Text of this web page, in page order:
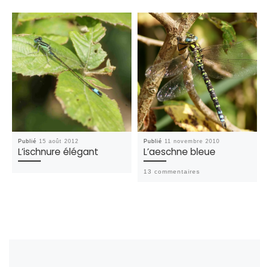
Publié 15 août 2012
L’ischnure élégant
Publié 11 novembre 2010
L’aeschne bleue
13 commentaires